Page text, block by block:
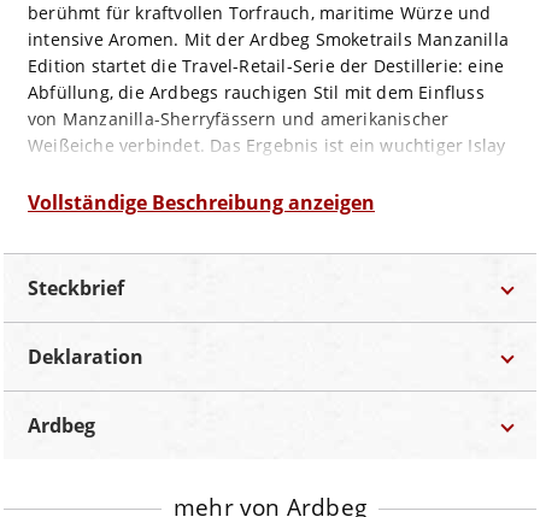
berühmt für kraftvollen Torfrauch, maritime Würze und
intensive Aromen. Mit der Ardbeg Smoketrails Manzanilla
Edition startet die Travel-Retail-Serie der Destillerie: eine
Abfüllung, die Ardbegs rauchigen Stil mit dem Einfluss
von Manzanilla-Sherryfässern und amerikanischer
Weißeiche verbindet. Das Ergebnis ist ein wuchtiger Islay
markanter Rauchspur.
Geschmacksprofil:
Geschmack:Kräftig und torfig mit Ruß, dunkler
Abgang: Lang, rauchig und würzig mit Anis, Seeluft, feiner
Vollständige Beschreibung anzeigen
Steckbrief
Marke
Ardbeg
Bestellnummer
Land
UK (Schottland)
Deklaration
Lebensmittel-Unternehmer:
Moët Hennessy Deutschland
Ardbeg
mehr von Ardbeg